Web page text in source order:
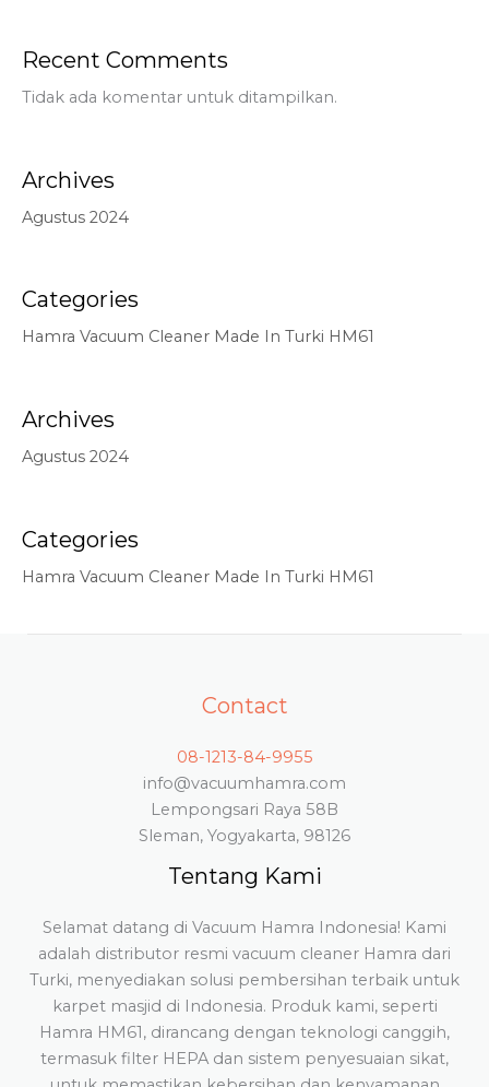
Recent Comments
Tidak ada komentar untuk ditampilkan.
Archives
Agustus 2024
Categories
Hamra Vacuum Cleaner Made In Turki HM61
Archives
Agustus 2024
Categories
Hamra Vacuum Cleaner Made In Turki HM61
Contact
08-1213-84-9955
info@vacuumhamra.com
Lempongsari Raya 58B
Sleman, Yogyakarta, 98126
Tentang Kami
Selamat datang di Vacuum Hamra Indonesia! Kami
adalah distributor resmi vacuum cleaner Hamra dari
Turki, menyediakan solusi pembersihan terbaik untuk
karpet masjid di Indonesia. Produk kami, seperti
Hamra HM61, dirancang dengan teknologi canggih,
termasuk filter HEPA dan sistem penyesuaian sikat,